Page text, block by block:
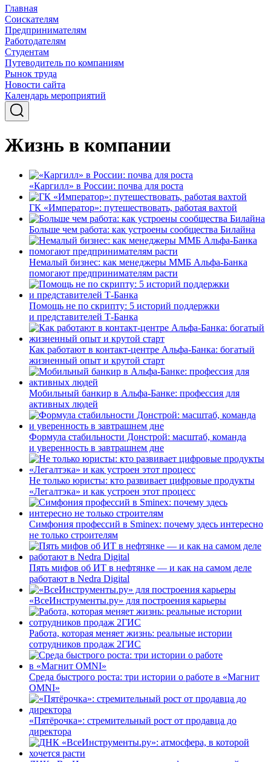
Главная
Соискателям
Предпринимателям
Работодателям
Студентам
Путеводитель по компаниям
Рынок труда
Новости сайта
Календарь мероприятий
Жизнь в компании
«Каргилл» в России: почва для роста
ГК «Император»: путешествовать, работая вахтой
Больше чем работа: как устроены сообщества Билайна
Немалый бизнес: как менеджеры ММБ Альфа-Банка
помогают предпринимателям расти
Помощь не по скрипту: 5 историй поддержки
и представителей Т-Банка
Как работают в контакт-центре Альфа-Банка: богатый
жизненный опыт и крутой старт
Мобильный банкир в Альфа-Банке: профессия для
активных людей
Формула стабильности Донстрой: масштаб, команда
и уверенность в завтрашнем дне
Не только юристы: кто развивает цифровые продукты
«Легалтэка» и как устроен этот процесс
Симфония профессий в Sminex: почему здесь интересно
не только строителям
Пять мифов об ИТ в нефтянке — и как на самом деле
работают в Nedra Digital
«ВсеИнструменты.ру» для построения карьеры
Работа, которая меняет жизнь: реальные истории
сотрудников продаж 2ГИС
Среда быстрого роста: три истории о работе в «Магнит
OMNI»
«Пятёрочка»: стремительный рост от продавца до
директора